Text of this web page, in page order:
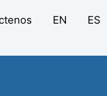
EN ES